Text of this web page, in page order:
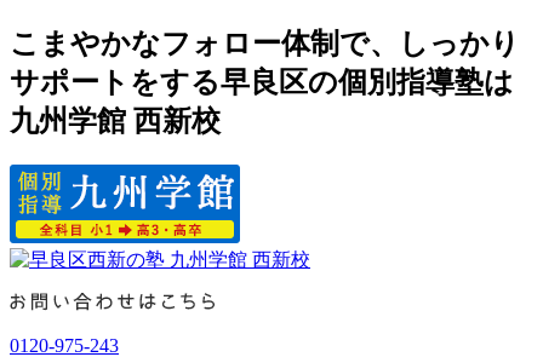
こまやかなフォロー体制で、しっかり
サポートをする早良区の個別指導塾は
九州学館 西新校
0120-975-243